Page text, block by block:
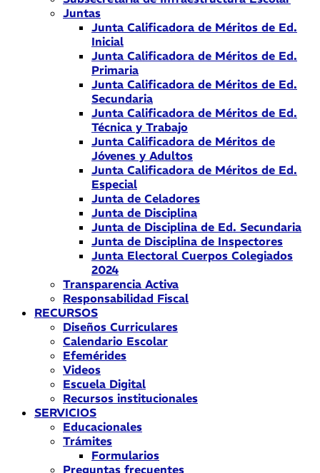
Juntas
Junta Calificadora de Méritos de Ed.
Inicial
Junta Calificadora de Méritos de Ed.
Primaria
Junta Calificadora de Méritos de Ed.
Secundaria
Junta Calificadora de Méritos de Ed.
Técnica y Trabajo
Junta Calificadora de Méritos de
Jóvenes y Adultos
Junta Calificadora de Méritos de Ed.
Especial
Junta de Celadores
Junta de Disciplina
Junta de Disciplina de Ed. Secundaria
Junta de Disciplina de Inspectores
Junta Electoral Cuerpos Colegiados
2024
Transparencia Activa
Responsabilidad Fiscal
RECURSOS
Diseños Curriculares
Calendario Escolar
Efemérides
Videos
Escuela Digital
Recursos institucionales
SERVICIOS
Educacionales
Trámites
Formularios
Preguntas frecuentes